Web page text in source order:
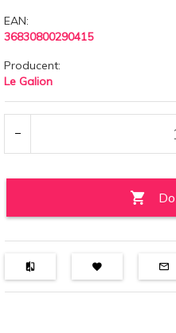
EAN:
36830800290415
Producent:
Le Galion